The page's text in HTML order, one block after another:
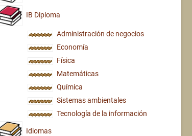
IB Diploma
Administración de negocios
Economía
Física
Matemáticas
Química
Sistemas ambientales
Tecnología de la información
Idiomas